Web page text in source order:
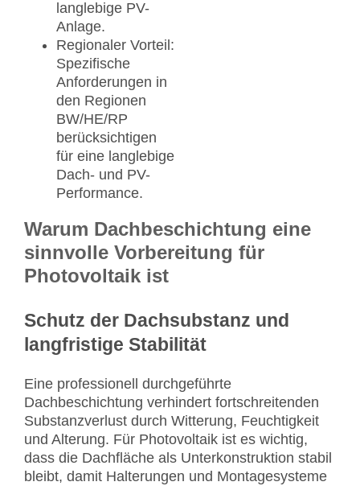
langlebige PV-
Anlage.
Regionaler Vorteil:
Spezifische
Anforderungen in
den Regionen
BW/HE/RP
berücksichtigen
für eine langlebige
Dach- und PV-
Performance.
Warum Dachbeschichtung eine
sinnvolle Vorbereitung für
Photovoltaik ist
Schutz der Dachsubstanz und
langfristige Stabilität
Eine professionell durchgeführte
Dachbeschichtung verhindert fortschreitenden
Substanzverlust durch Witterung, Feuchtigkeit
und Alterung. Für Photovoltaik ist es wichtig,
dass die Dachfläche als Unterkonstruktion stabil
bleibt, damit Halterungen und Montagesysteme